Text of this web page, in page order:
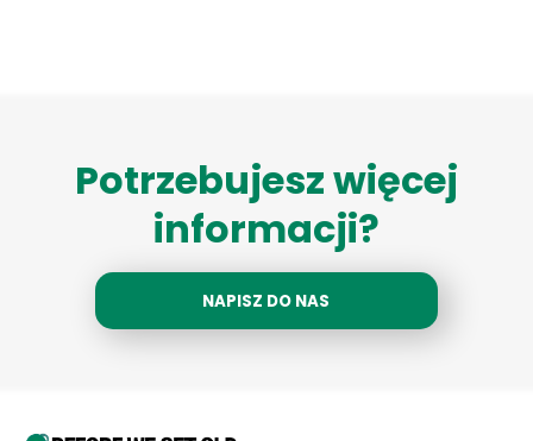
Potrzebujesz więcej
informacji?
NAPISZ DO NAS